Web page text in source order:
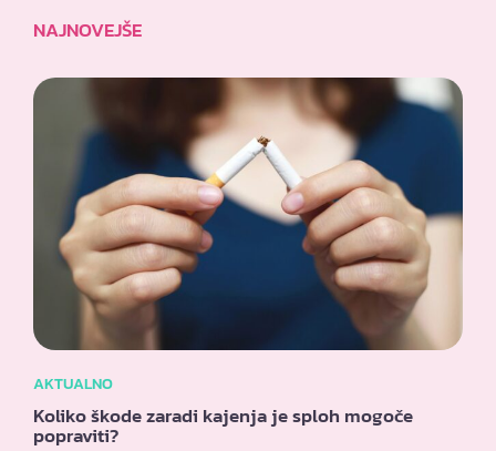
NAJNOVEJŠE
AKTUALNO
Koliko škode zaradi kajenja je sploh mogoče
popraviti?